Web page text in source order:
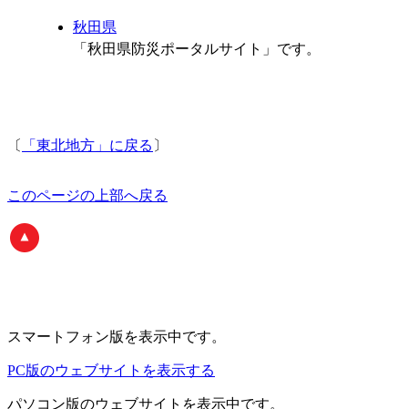
秋田県
「秋田県防災ポータルサイト」です。
〔 「東北地方」に戻る 〕
このページの上部へ戻る
スマートフォン版 を表示中です。
PC版のウェブサイトを表示する
パソコン版のウェブサイトを表示中です。